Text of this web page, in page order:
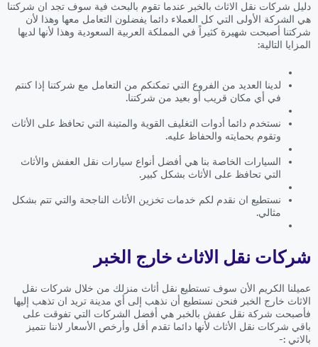
دليل شركات نقل الاثاث بالخبر عندما تقوم بالبحث فية سوف تجد ان شركتنا
هي الشركة الأولى التي كل العملاء دائما يفضلون التعامل معها وهذا لأن
شركتنا أصبحت شهيرة كثيراً في المملكة العربية السعودية وهذا لأنها لديها
المزايا التالية:
لدينا العديد من الفروع التي تمكنكم من التعامل مع شركتنا إذا كنتم
في أي مكان قريب أو بعيد من شركتنا.
نستخدم دائما أدوات التغليف القوية والمتينة التي تحافظ على الأثاث
وتقوم بحمايته والحفاظ عليه.
السيارات الخاصة بنا هي أفضل أنواع سيارات نقل العفش والأثاث
التي تحافظ على الأثاث بشكل كبير.
نستطيع ان نقدم لكم خدمات تخزين الأثاث الناجحة والتي تتم بشكل
مثالي.
شركات نقل الاثاث خارج الخبر
عميلنا الكريم الأن سوف تستطيع نقل أثاث منزلك من خلال شركات نقل
الاثاث خارج الخبر فنحن نستطيع أن نذهب إلى أي مدينة تريد ان تذهب إليها
فأصبحت شركة نقل عفش بالخبر هي أفضل الشركات التي تفوقت على
باقي شركات نقل الأثاث لأنها دائما تقدم أقل وأرخص الأسعار لاننا نتميز
بالاتي :-